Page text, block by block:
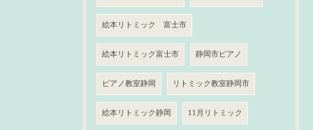
絵本リトミック 富士市
絵本リトミック富士市 静岡市ピアノ
ピアノ教室静岡 リトミック教室静岡市
絵本リトミック静岡 11月リトミック